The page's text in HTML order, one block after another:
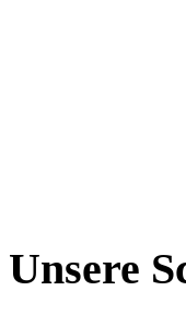
Unsere